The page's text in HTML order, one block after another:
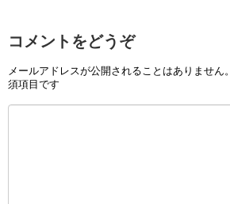
コメントをどうぞ
メールアドレスが公開されることはありません。
須項目です